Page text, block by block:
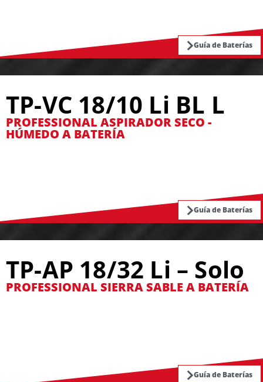
Guía de Baterías
TP-VC 18/10 Li BL L
PROFESSIONAL ASPIRADOR SECO -
HÚMEDO A BATERÍA
Guía de Baterías
TP-AP 18/32 Li – Solo
PROFESSIONAL SIERRA SABLE A BATERÍA
Guía de Baterías